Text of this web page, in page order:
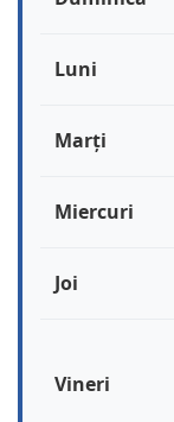
Luni
Marți
Miercuri
Joi
Vineri